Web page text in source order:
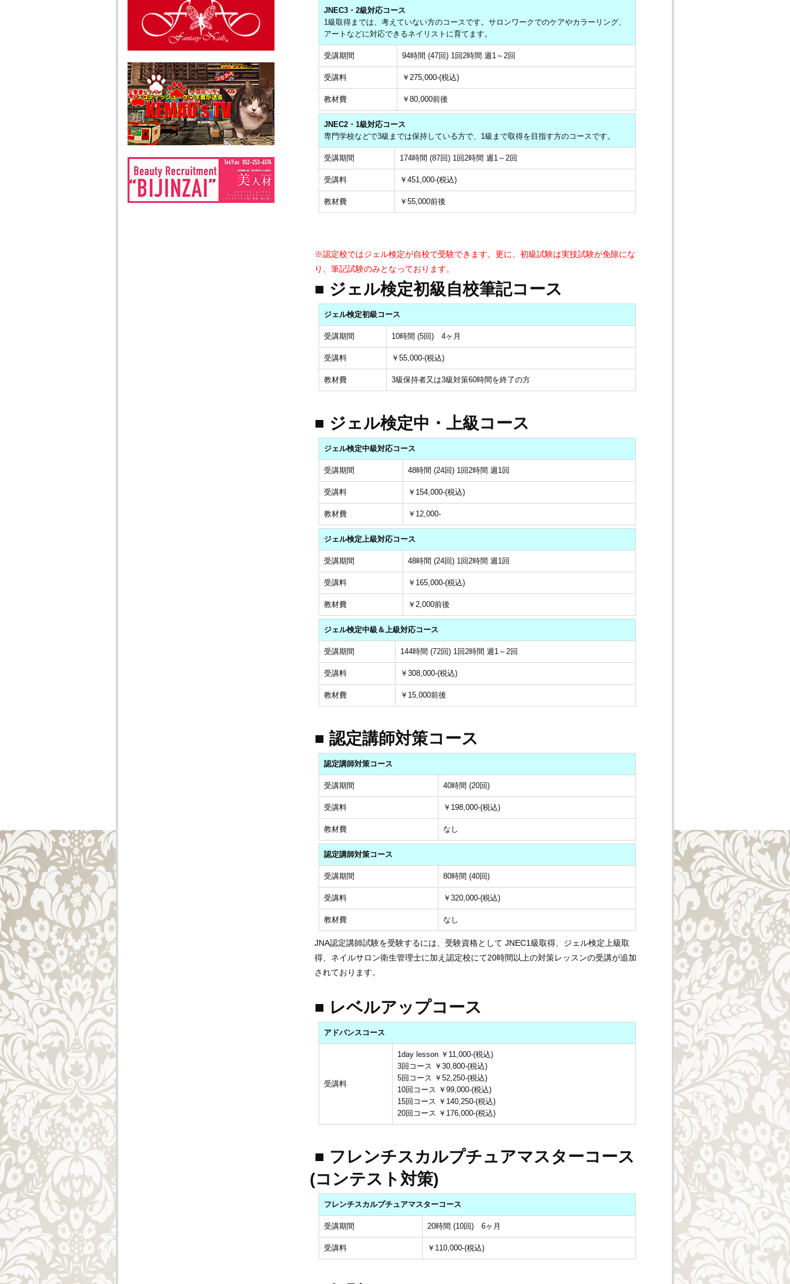
JNEC3・2級対応コース
1級取得までは、考えていない方のコースです。サロンワークでのケアやカラーリング、
アートなどに対応できるネイリストに育てます。
受講期間 94時間 (47回) 1回2時間 週1～2回
受講料 ￥275,000-(税込)
教材費 ￥80,000前後
JNEC2・1級対応コース
専門学校などで3級までは保持している方で、1級まで取得を目指す方のコースです。
受講期間 174時間 (87回) 1回2時間 週1～2回
受講料 ￥451,000-(税込)
教材費 ￥55,000前後
※認定校ではジェル検定が自校で受験できます。更に、初級試験は実技試験が免除にな
り、筆記試験のみとなっております。
■ ジェル検定初級自校筆記コース
ジェル検定初級コース
受講期間 10時間 (5回) 4ヶ月
受講料 ￥55,000-(税込)
教材費 3級保持者又は3級対策60時間を終了の方
■ ジェル検定中・上級コース
ジェル検定中級対応コース
受講期間 48時間 (24回) 1回2時間 週1回
受講料 ￥154,000-(税込)
教材費 ￥12,000-
ジェル検定上級対応コース
受講期間 48時間 (24回) 1回2時間 週1回
受講料 ￥165,000-(税込)
教材費 ￥2,000前後
ジェル検定中級＆上級対応コース
受講期間 144時間 (72回) 1回2時間 週1～2回
受講料 ￥308,000-(税込)
教材費 ￥15,000前後
■ 認定講師対策コース
認定講師対策コース
受講期間 40時間 (20回)
受講料 ￥198,000-(税込)
教材費 なし
認定講師対策コース
受講期間 80時間 (40回)
受講料 ￥320,000-(税込)
教材費 なし
JNA認定講師試験を受験するには、受験資格として JNEC1級取得、ジェル検定上級取
得、ネイルサロン衛生管理士に加え認定校にて20時間以上の対策レッスンの受講が追加
されております。
■ レベルアップコース
アドバンスコース
受講料
1day lesson ￥11,000-(税込)
3回コース ￥30,800-(税込)
5回コース ￥52,250-(税込)
10回コース ￥99,000-(税込)
15回コース ￥140,250-(税込)
20回コース ￥176,000-(税込)
■ フレンチスカルプチュアマスターコース
(コンテスト対策)
フレンチスカルプチュアマスターコース
受講期間 20時間 (10回) 6ヶ月
受講料 ￥110,000-(税込)